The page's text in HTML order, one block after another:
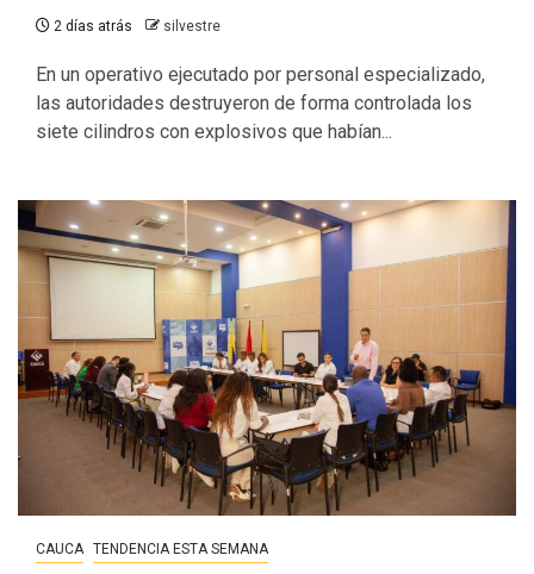
2 días atrás silvestre
En un operativo ejecutado por personal especializado,
las autoridades destruyeron de forma controlada los
siete cilindros con explosivos que habían...
CAUCA TENDENCIA ESTA SEMANA